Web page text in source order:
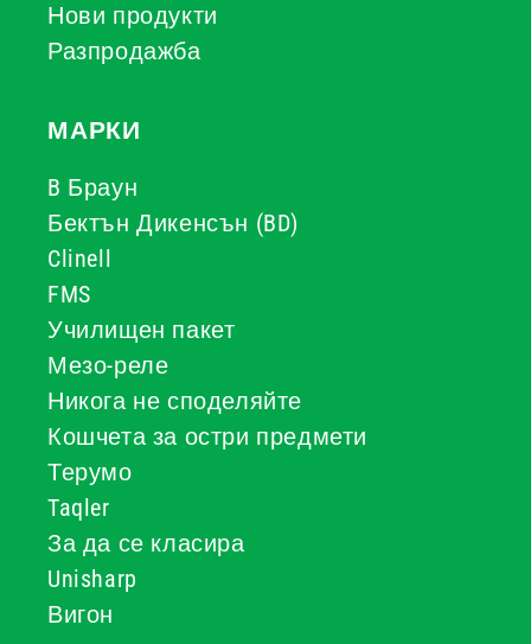
Нови продукти
Разпродажба
МАРКИ
B Браун
Бектън Дикенсън (BD)
Clinell
FMS
Училищен пакет
Мезо-реле
Никога не споделяйте
Кошчета за остри предмети
Терумо
Taqler
За да се класира
Unisharp
Вигон